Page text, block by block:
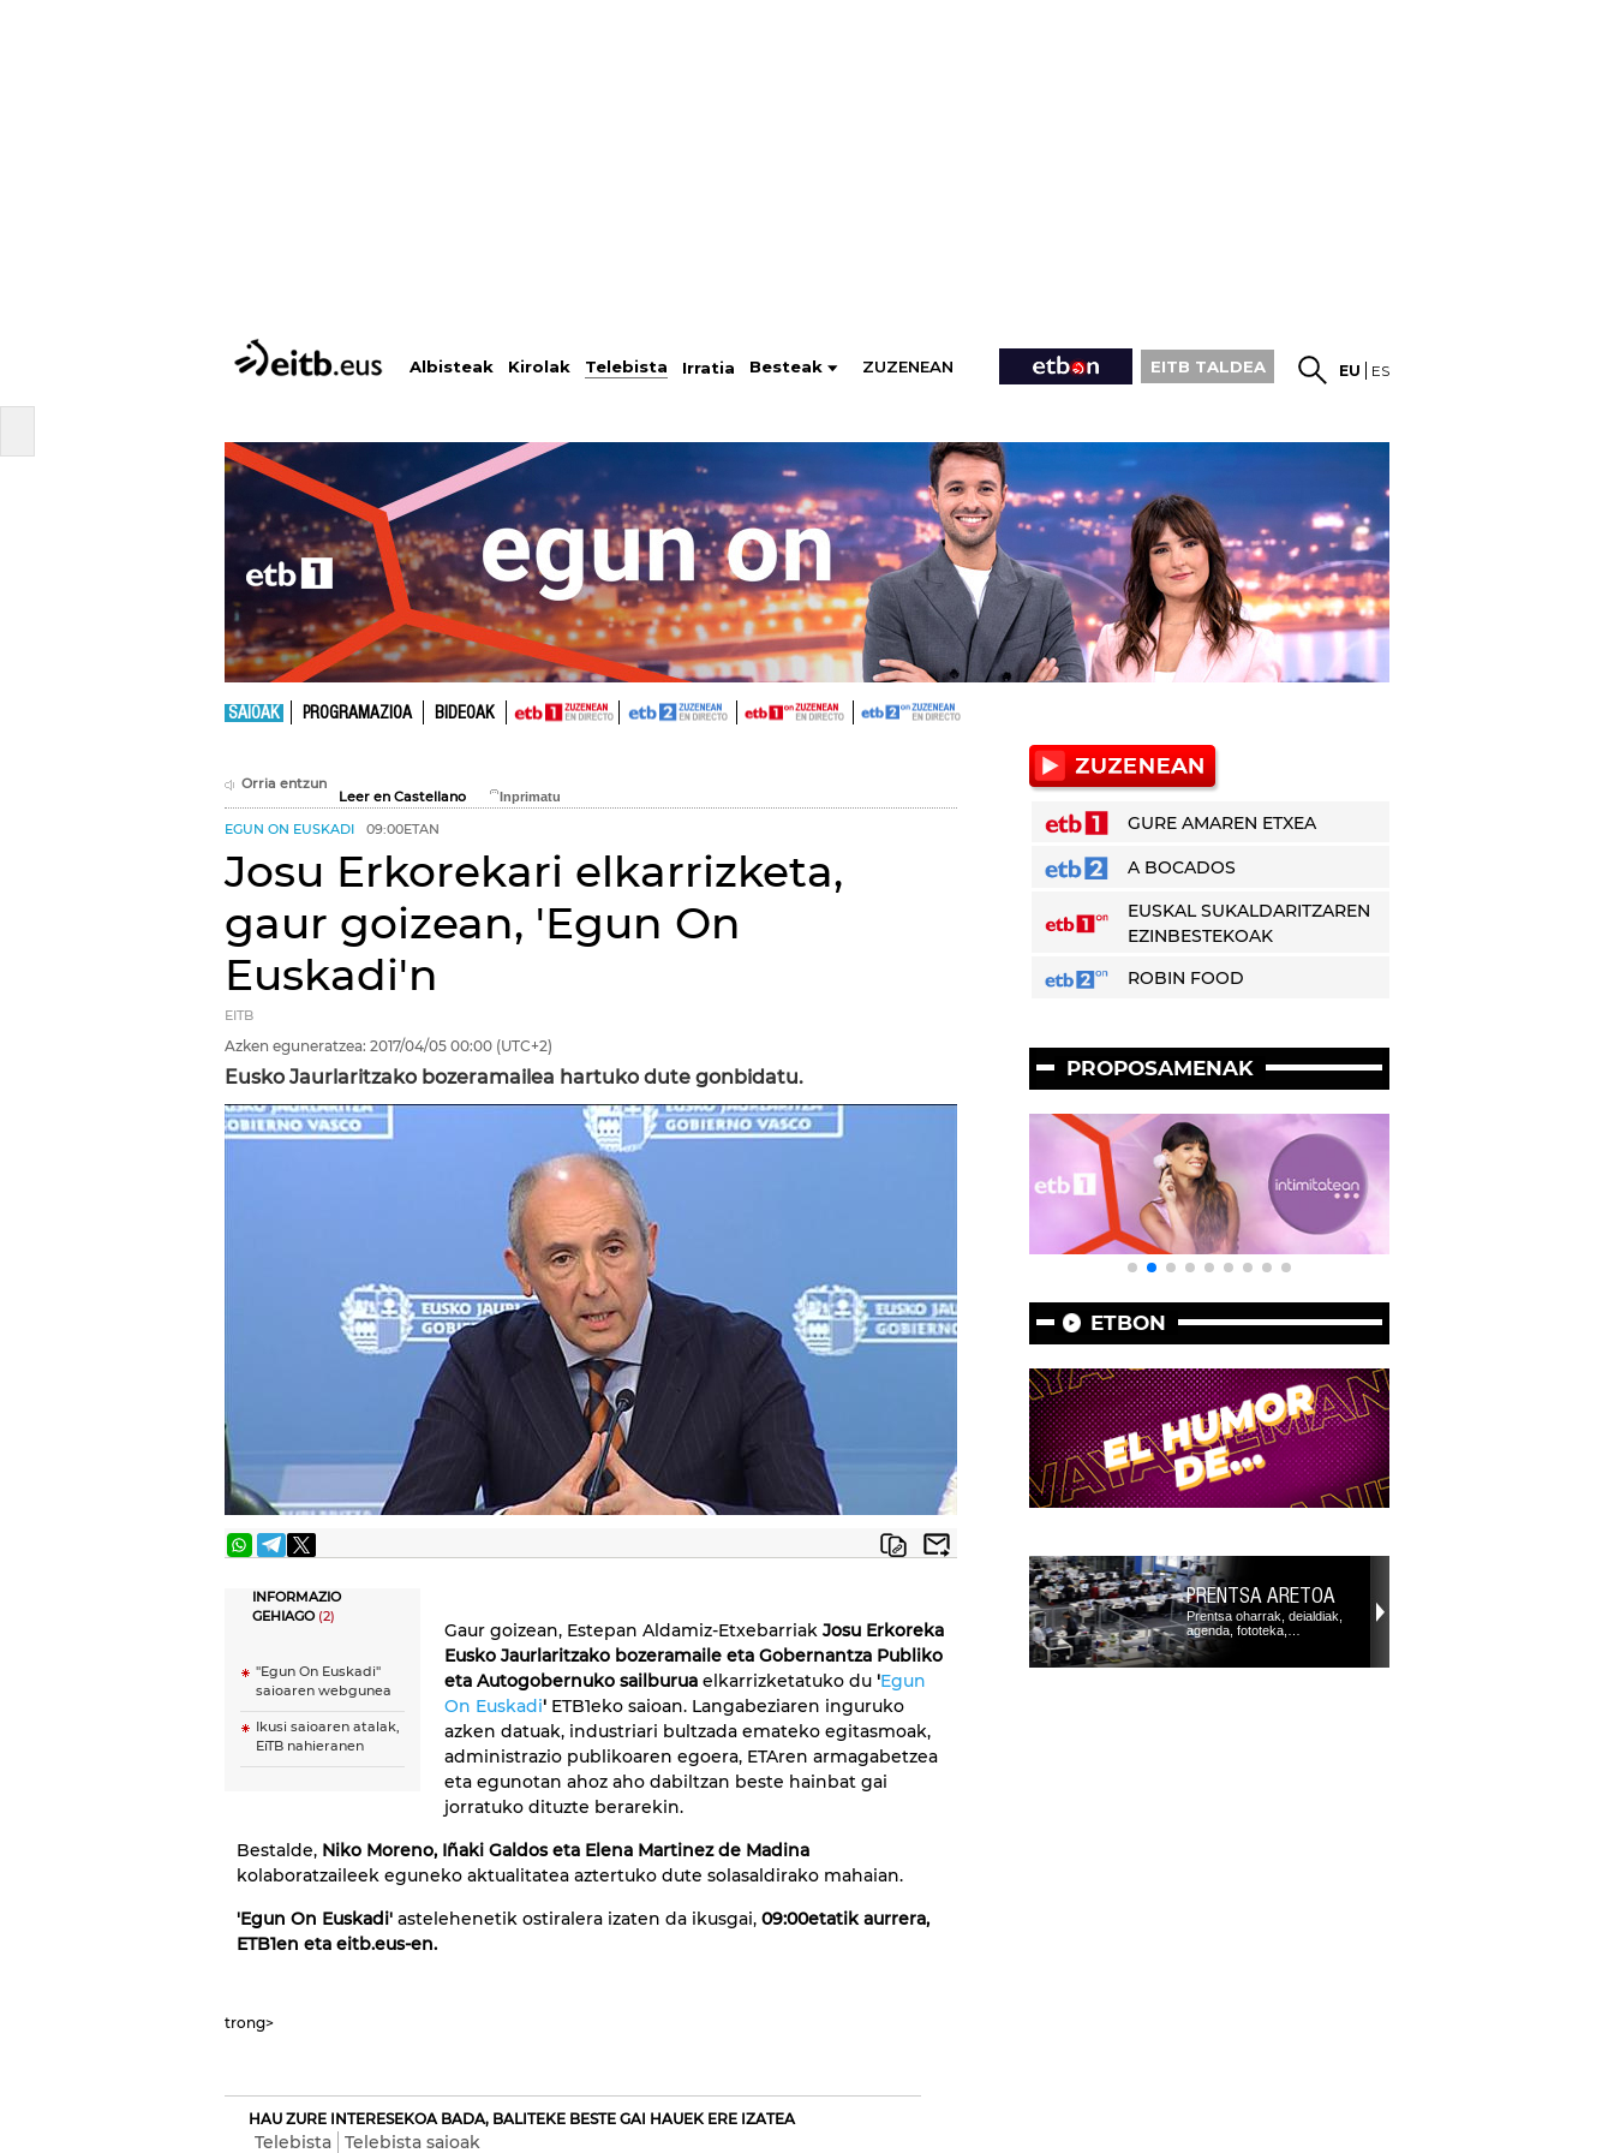
Albisteak Kirolak Telebista Irratia Besteak ZUZENEAN EITB TALDEA EU ES
SAIOAK PROGRAMAZIOA BIDEOAK
Orria entzun
Leer en Castellano
EGUN ON EUSKADI 09:00ETAN
Josu Erkorekari elkarrizketa,
gaur goizean, 'Egun On
Euskadi'n
EITB
Azken eguneratzea: 2017/04/05 00:00 (UTC+2)
Eusko Jaurlaritzako bozeramailea hartuko dute gonbidatu.
INFORMAZIO
GEHIAGO(2)
"Egun On Euskadi"
saioaren webgunea
Ikusi saioaren atalak,
EiTB nahieranen
Gaur goizean, Estepan Aldamiz-Etxebarriak Josu Erkoreka
Eusko Jaurlaritzako bozeramaile eta Gobernantza Publiko
eta Autogobernuko sailburua elkarrizketatuko du 'Egun
On Euskadi' ETB1eko saioan. Langabeziaren inguruko
azken datuak, industriari bultzada emateko egitasmoak,
administrazio publikoaren egoera, ETAren armagabetzea
eta egunotan ahoz aho dabiltzan beste hainbat gai
jorratuko dituzte berarekin.
Bestalde, Niko Moreno, Iñaki Galdos eta Elena Martinez de Madina
kolaboratzaileek eguneko aktualitatea aztertuko dute solasaldirako mahaian.
'Egun On Euskadi' astelehenetik ostiralera izaten da ikusgai, 09:00etatik aurrera,
ETB1en eta eitb.eus-en.
trong>
HAU ZURE INTERESEKOA BADA, BALITEKE BESTE GAI HAUEK ERE IZATEA
Telebista Telebista saioak
GURE AMAREN ETXEA
A BOCADOS
EUSKAL SUKALDARITZAREN
EZINBESTEKOAK
ROBIN FOOD
PROPOSAMENAK
ETBON
PRENTSA ARETOA
Prentsa oharrak, deialdiak,
agenda, fototeka,…